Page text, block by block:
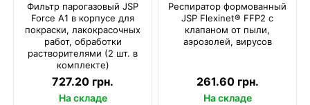
Фильтр парогазовый JSP
Force A1 в корпусе для
покраски, лакокрасочных
работ, обработки
растворителями (2 шт. в
комплекте)
727.20 грн.
На складе
Респиратор формованный
JSP Flexinet® FFP2 с
клапаном от пыли,
аэрозолей, вирусов
261.60 грн.
На складе